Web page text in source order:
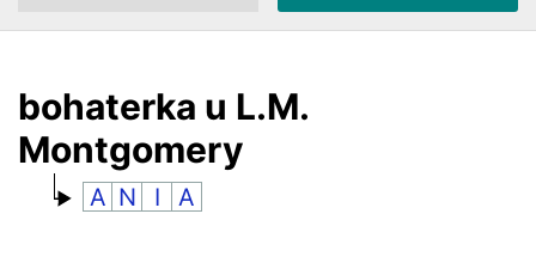
bohaterka u L.M.
Montgomery
A N I A